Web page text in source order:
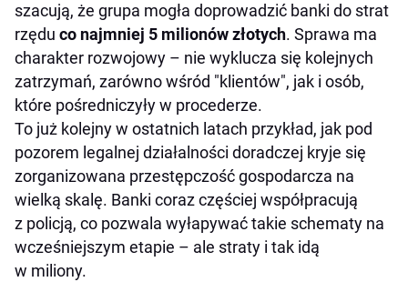
szacują, że grupa mogła doprowadzić banki do strat
rzędu co najmniej 5 milionów złotych. Sprawa ma
charakter rozwojowy – nie wyklucza się kolejnych
zatrzymań, zarówno wśród "klientów", jak i osób,
które pośredniczyły w procederze.
To już kolejny w ostatnich latach przykład, jak pod
pozorem legalnej działalności doradczej kryje się
zorganizowana przestępczość gospodarcza na
wielką skalę. Banki coraz częściej współpracują
z policją, co pozwala wyłapywać takie schematy na
wcześniejszym etapie – ale straty i tak idą
w miliony.